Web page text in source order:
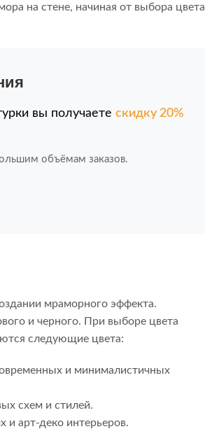
на стене, начиная от выбора цвета
вы получаетескидку 20%
объёмам заказов.
мраморного эффекта.
и черного. При выборе цвета
следующие цвета:
и минималистичных
схем и стилей.
и арт-деко интерьеров.